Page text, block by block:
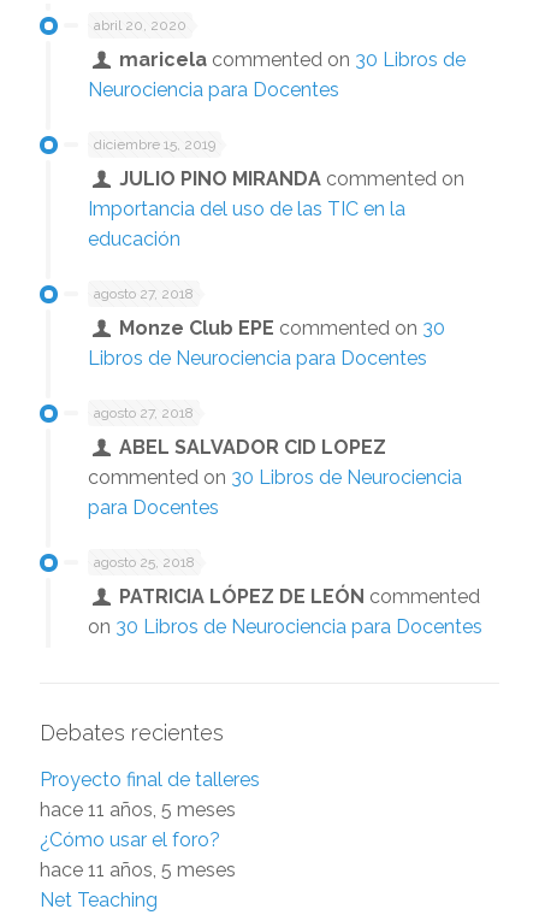
abril 20, 2020
maricela commented on 30 Libros de
Neurociencia para Docentes
diciembre 15, 2019
JULIO PINO MIRANDA commented on
Importancia del uso de las TIC en la
educación
agosto 27, 2018
Monze Club EPE commented on 30
Libros de Neurociencia para Docentes
agosto 27, 2018
ABEL SALVADOR CID LOPEZ
commented on 30 Libros de Neurociencia
para Docentes
agosto 25, 2018
PATRICIA LÓPEZ DE LEÓN commented
on 30 Libros de Neurociencia para Docentes
Debates recientes
Proyecto final de talleres
hace 11 años, 5 meses
¿Cómo usar el foro?
hace 11 años, 5 meses
Net Teaching